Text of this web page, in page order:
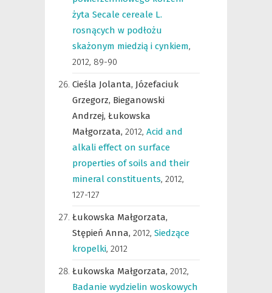
żyta Secale cereale L.
rosnących w podłożu
skażonym miedzią i cynkiem,
2012, 89-90
Cieśla Jolanta, Józefaciuk
Grzegorz, Bieganowski
Andrzej, Łukowska
Małgorzata, 2012, Acid and
alkali effect on surface
properties of soils and their
mineral constituents, 2012,
127-127
Łukowska Małgorzata,
Stępień Anna, 2012, Siedzące
kropelki, 2012
Łukowska Małgorzata, 2012,
Badanie wydzielin woskowych